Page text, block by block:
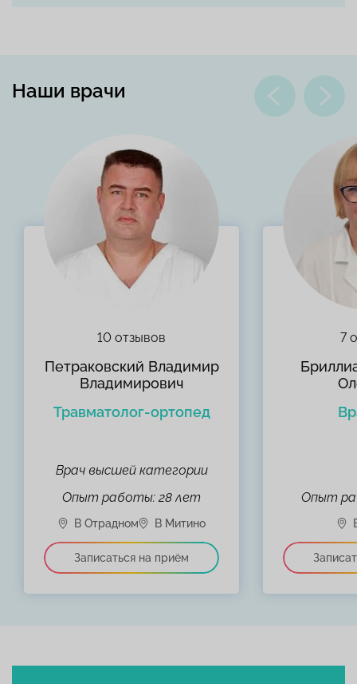
Наши врачи
10 отзывов
Петраковский Владимир
Владимирович
Травматолог-ортопед
Врач высшей категории
Опыт работы: 28 лет
7
Опыт